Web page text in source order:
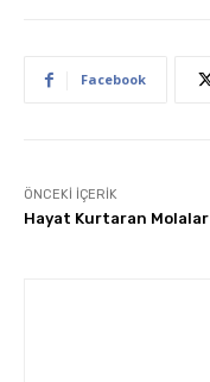
Facebook
ÖNCEKI İÇERIK
Hayat Kurtaran Molalar